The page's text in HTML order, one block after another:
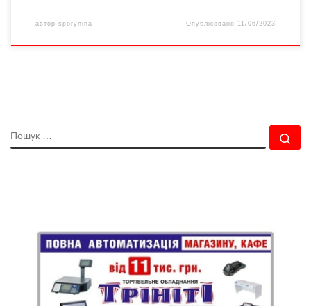
автор sporynina Опубліковано 11/06/2023
ПОШУК